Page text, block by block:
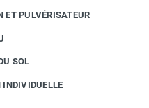
ET PULVÉRISATEUR
SOL
INDIVIDUELLE